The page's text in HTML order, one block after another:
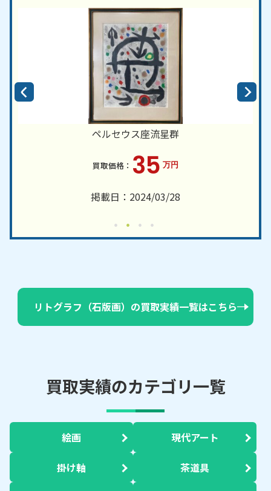
ペルセウス座流星群
35 万円
掲載日：2024/03/28
リトグラフ（石版画）の買取実績一覧はこちら
買取実績のカテゴリ一覧
絵画 現代アート
掛け軸 茶道具